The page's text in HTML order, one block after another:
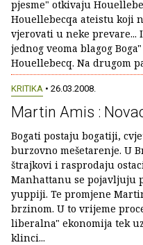
pjesme" otkivaju
Houellebecqa ateistu koji
vjerovati u neke
jednog veoma blagog
Houellebecq. Na drugom
KRITIKA • 26.03.2008.
Martin Amis :
Bogati postaju bogatiji,
burzovno mešetarenje. U
štrajkovi i rasprodaju
Manhattanu se pojavljuju
yuppiji. Te promjene
brzinom. U to vrijeme
liberalna" ekonomija tek
klinci...